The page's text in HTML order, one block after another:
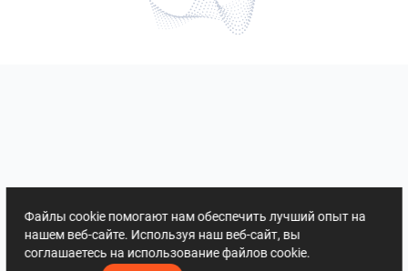
Файлы cookie помогают нам обеспечить лучший опыт на
нашем веб-сайте. Используя наш веб-сайт, вы
соглашаетесь на использование файлов cookie.